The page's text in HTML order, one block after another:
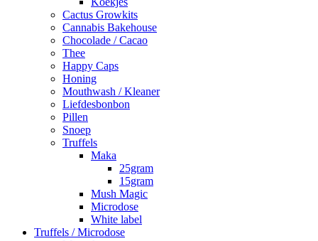
Cactus Growkits
Cannabis Bakehouse
Chocolade / Cacao
Thee
Happy Caps
Honing
Mouthwash / Kleaner
Liefdesbonbon
Pillen
Snoep
Truffels
Maka
25gram
15gram
Mush Magic
Microdose
White label
Truffels / Microdose